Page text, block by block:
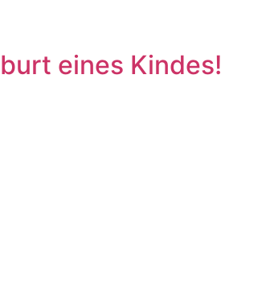
eines Kindes!